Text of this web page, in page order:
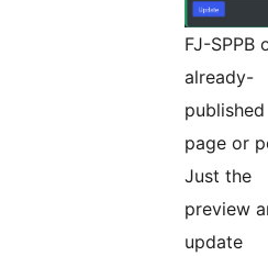
FJ-SPPB
already-
published
page or
Just the
preview
update